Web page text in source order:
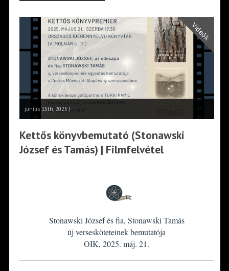
Videók
június 15th, 2025 |
Kettős könyvbemutató (Stonawski
József és Tamás) | Filmfelvétel
Stonawski József és fia, Stonawski Tamás
új versesköteteinek bemutatója
OIK, 2025. máj. 21.